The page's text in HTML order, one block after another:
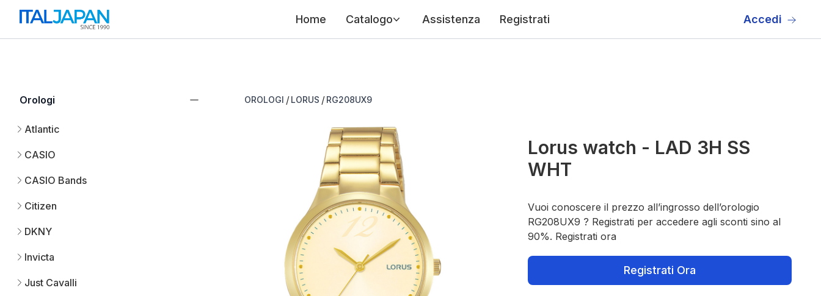
Home Catalogo Assistenza Registrati Accedi
Orologi
Atlantic
CASIO
CASIO Bands
Citizen
DKNY
Invicta
Just Cavalli
OROLOGI / LORUS / RG208UX9
Lorus watch - LAD 3H SS
WHT
Vuoi conoscere il prezzo all’ingrosso dell’orologio
RG208UX9 ? Registrati per accedere agli sconti sino al
90%. Registrati ora
Registrati Ora